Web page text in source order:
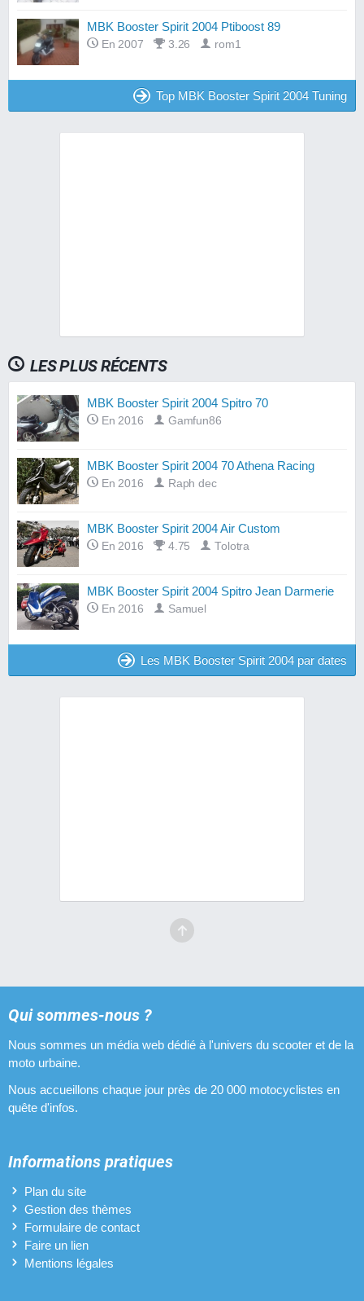
MBK Booster Spirit 2004 Ptiboost 89
En 2007 3.26 rom1
Top MBK Booster Spirit 2004 Tuning
LES PLUS RÉCENTS
MBK Booster Spirit 2004 Spitro 70
En 2016 Gamfun86
MBK Booster Spirit 2004 70 Athena Racing
En 2016 Raph dec
MBK Booster Spirit 2004 Air Custom
En 2016 4.75 Tolotra
MBK Booster Spirit 2004 Spitro Jean Darmerie
En 2016 Samuel
Les MBK Booster Spirit 2004 par dates
Qui sommes-nous ?
Nous sommes un média web dédié à l'univers du scooter et de la
moto urbaine.
Nous accueillons chaque jour près de 20 000 motocyclistes en
quête d'infos.
Informations pratiques
Plan du site
Gestion des thèmes
Formulaire de contact
Faire un lien
Mentions légales